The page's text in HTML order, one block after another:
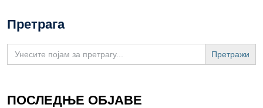
Претрага
Search
for:
ПОСЛЕДЊЕ ОБЈАВЕ